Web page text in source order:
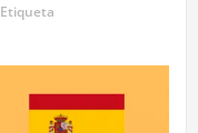
Etiqueta